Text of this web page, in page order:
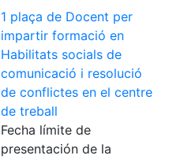
1 plaça de Docent per
impartir formació en
Habilitats socials de
comunicació i resolució
de conflictes en el centre
de treball
Fecha límite de
presentación de la